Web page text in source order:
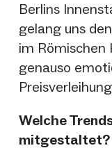
Berlins
gelang uns
im Römischen
genauso
Welche
mitgestaltet?